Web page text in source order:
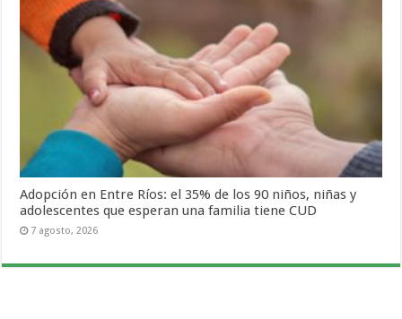
Adopción en Entre Ríos: el 35% de los 90 niños, niñas y
adolescentes que esperan una familia tiene CUD
7 agosto, 2026